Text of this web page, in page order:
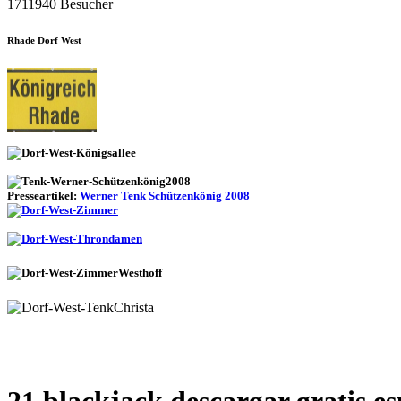
1711940 Besucher
Rhade Dorf West
Presseartikel: Werner Tenk Schützenkönig 2008